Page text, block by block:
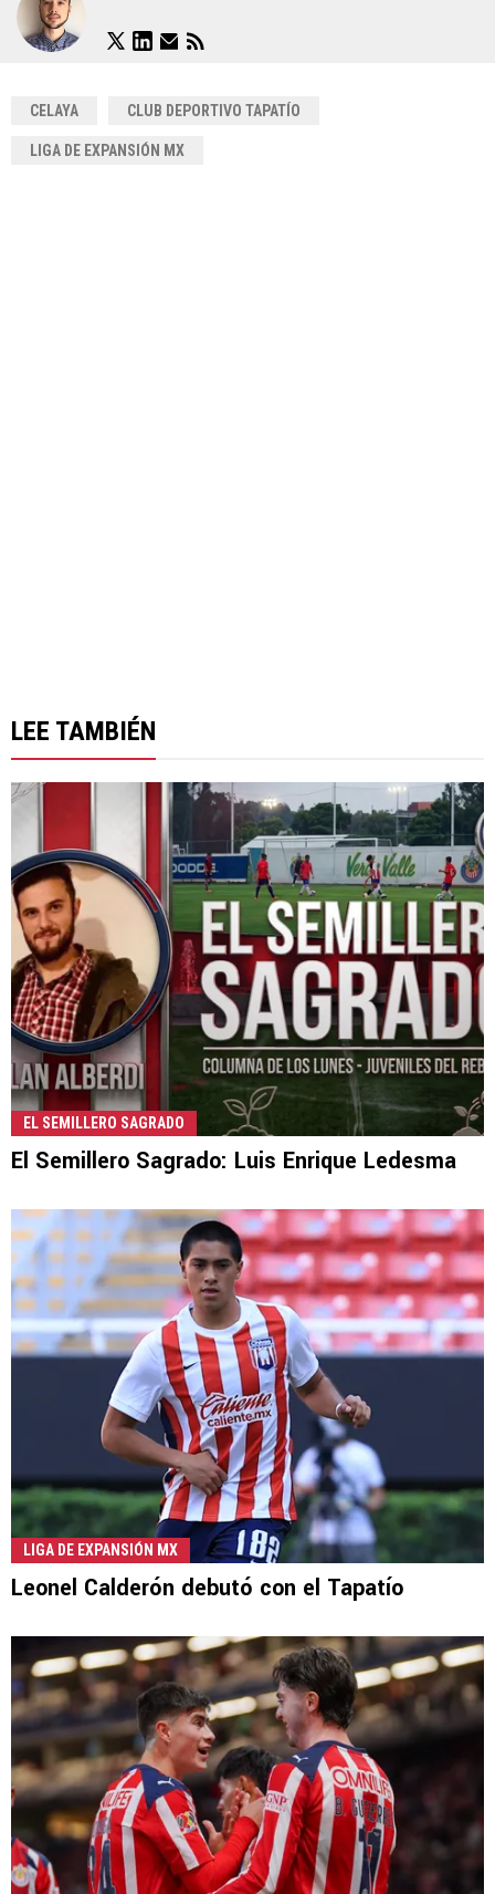
CELAYA CLUB DEPORTIVO TAPATÍO
LIGA DE EXPANSIÓN MX
LEE TAMBIÉN
EL SEMILLERO SAGRADO
El Semillero Sagrado: Luis Enrique Ledesma
LIGA DE EXPANSIÓN MX
Leonel Calderón debutó con el Tapatío